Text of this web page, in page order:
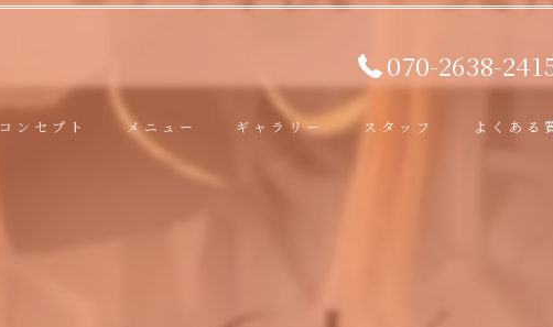
070-2638-
コンセプト メニュー ギャラリー スタッフ よくある